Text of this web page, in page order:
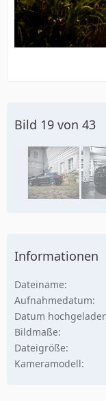
Bild 19 von 43
Informationen
Dateiname
Aufnahmedatum
Datum
Bildmaße
Dateigröße
Kameramodell